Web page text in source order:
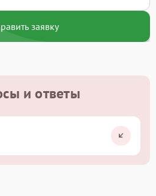
заявку
и ответы